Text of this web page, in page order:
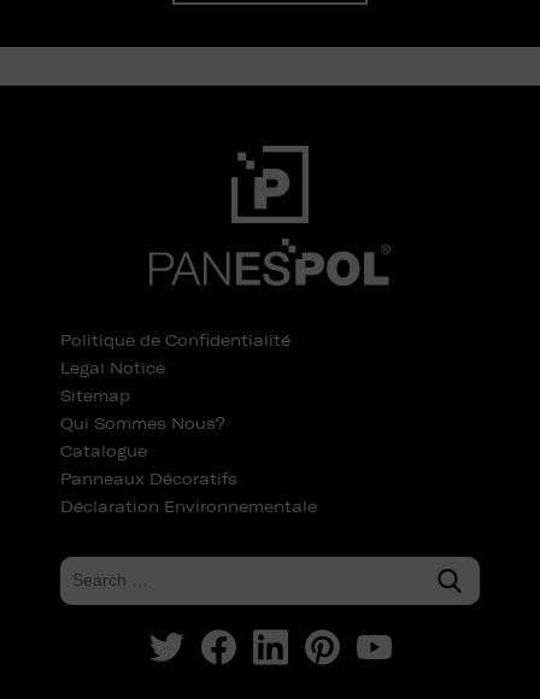
Politique de Confidentialité
Legal Notice
Sitemap
Qui Sommes Nous?
Catalogue
Panneaux Décoratifs
Déclaration Environnementale